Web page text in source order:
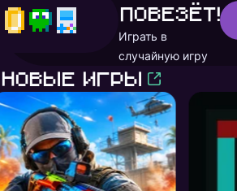
повезёт!
Играть в
случайную игру
Новые игры